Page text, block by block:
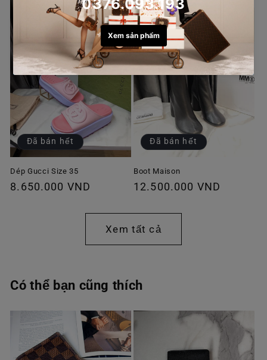
thường
thường
Đã bán hết
Dép Gucci Size 35
Giá
8.650.000 VND
Đã bán hết
Boot Maison
Giá
thường
12.500.000 VND
Xem tất cả
Có thể bạn cũng thích